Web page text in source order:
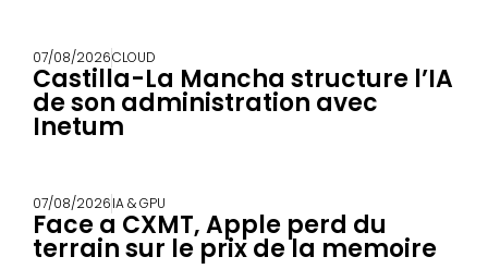
07/08/2026CLOUD
Castilla-La Mancha structure l’IA
de son administration avec
Inetum
07/08/2026IA & GPU
Face a CXMT, Apple perd du
terrain sur le prix de la memoire